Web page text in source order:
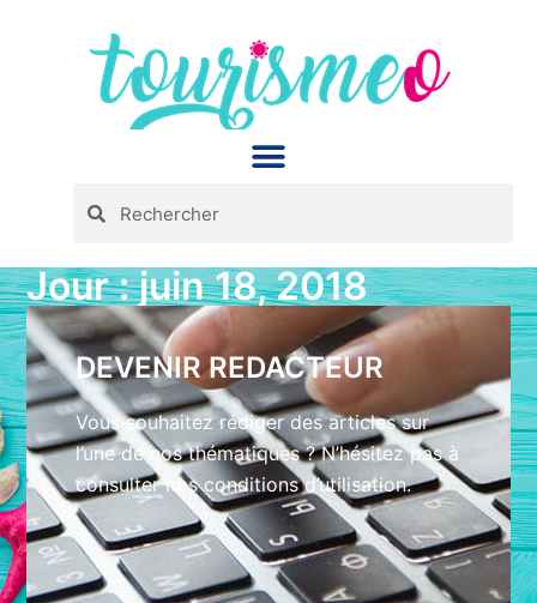
Jour : juin 18, 2018
DEVENIR REDACTEUR
Vous souhaitez rédiger des articles sur
l’une de nos thématiques ? N’hésitez pas à
consulter nos conditions d’utilisation.